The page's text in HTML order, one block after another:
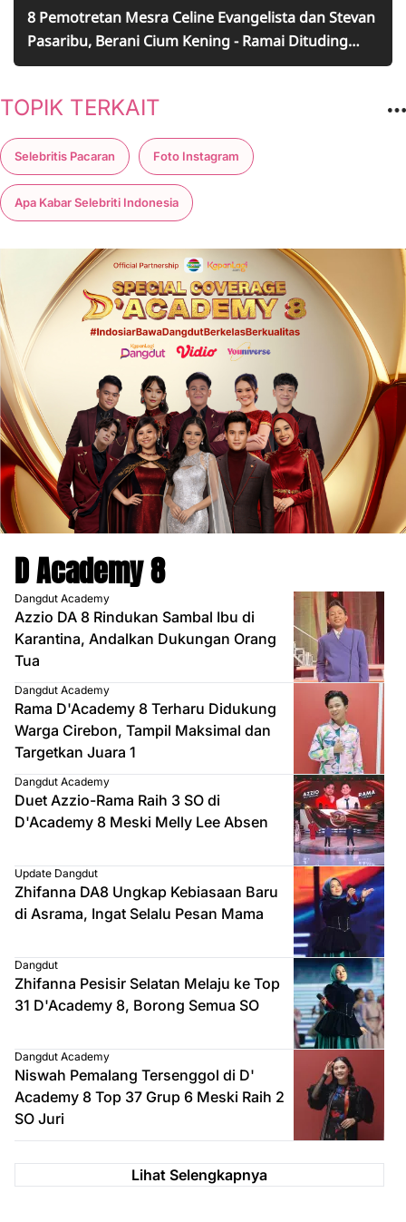
8 Pemotretan Mesra Celine Evangelista dan Stevan
Pasaribu, Berani Cium Kening - Ramai Dituding
Cuma Gimmick Oleh Netizen
TOPIK TERKAIT
Selebritis Pacaran Foto Instagram
Apa Kabar Selebriti Indonesia
D Academy 8
Dangdut Academy
Azzio DA 8 Rindukan Sambal Ibu di
Karantina, Andalkan Dukungan Orang
Tua
Dangdut Academy
Rama D'Academy 8 Terharu Didukung
Warga Cirebon, Tampil Maksimal dan
Targetkan Juara 1
Dangdut Academy
Duet Azzio-Rama Raih 3 SO di
D'Academy 8 Meski Melly Lee Absen
Update Dangdut
Zhifanna DA8 Ungkap Kebiasaan Baru
di Asrama, Ingat Selalu Pesan Mama
Dangdut
Zhifanna Pesisir Selatan Melaju ke Top
31 D'Academy 8, Borong Semua SO
Dangdut Academy
Niswah Pemalang Tersenggol di D'
Academy 8 Top 37 Grup 6 Meski Raih 2
SO Juri
Lihat Selengkapnya